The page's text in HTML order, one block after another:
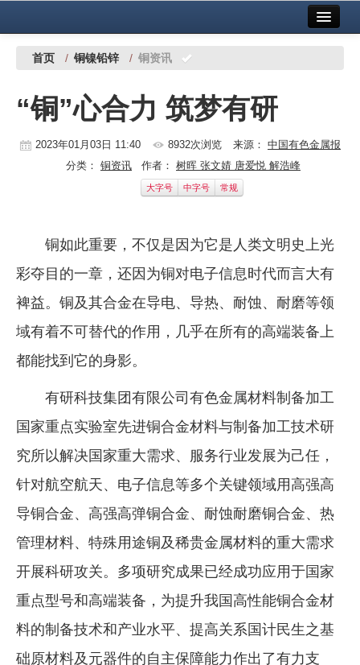
中国有色金属报社主办 广告服务
铜镍铅锌
铝
科技
镁钛
行情报价
数字报
首页 / 铜镍铅锌 / 铜资讯
“铜”心合力 筑梦有研
2023年01月03日 11:40 8932次浏览 来源： 中国有色金属报
分类： 铜资讯 作者： 树晖 张文婧 唐爱悦 解浩峰
大字号 中字号 常规
铜如此重要，不仅是因为它是人类文明史上光
彩夺目的一章，还因为铜对电子信息时代而言大有
裨益。铜及其合金在导电、导热、耐蚀、耐磨等领
域有着不可替代的作用，几乎在所有的高端装备上
都能找到它的身影。
有研科技集团有限公司有色金属材料制备加工
国家重点实验室先进铜合金材料与制备加工技术研
究所以解决国家重大需求、服务行业发展为己任，
针对航空航天、电子信息等多个关键领域用高强高
导铜合金、高强高弹铜合金、耐蚀耐磨铜合金、热
管理材料、特殊用途铜及稀贵金属材料的重大需求
开展科研攻关。多项研究成果已经成功应用于国家
重点型号和高端装备，为提升我国高性能铜合金材
料的制备技术和产业水平、提高关系国计民生之基
础原材料及元器件的自主保障能力作出了有力支